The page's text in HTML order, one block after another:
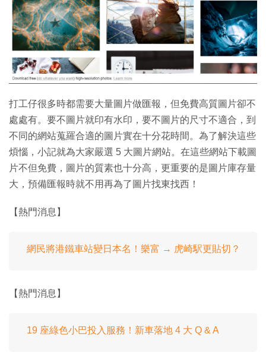
特集
打工仔很多時都需要大量圖片做匯報，但免費高質圖片卻不
處處有。要不圖片就印有水印，要不圖片的尺寸不適合，到
不同的網站蒐羅合適的圖片實在十分花時間。為了解決這些
煩惱，小記就為大家嚴選 5 大圖片網站。在這些網站下載圖
片不但免費，圖片的質素也十分高，更重要的是圖片庫存量
大，預備匯報時就不用再為了圖片找東找西！
【熱門消息】
網民將港鐵車站變日本名！樂富 → 虎崎駅更貼切？
【熱門消息】
19 座綠色小巴投入服務！新車落地 4 大 Q & A